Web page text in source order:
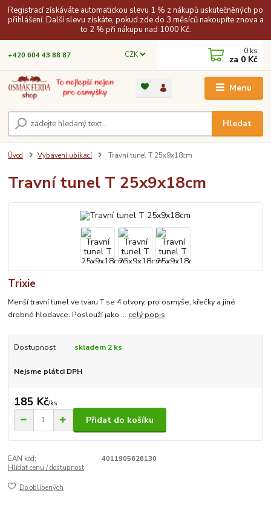
Registrací získáváte automatickou slevu 1 % z nákupů uskutečněných po
přihlášení. Další slevu získáte, pokud zde do 3 měsíců nakoupíte znova a
to 2 % při nákupu nad 1000 Kč.
Menu
CZK
Hledat
+420 604 43 88 87 0 ks
za 0 Kč
Úvod Vybavení ubikací Travní tunel T 25x9x18cm
Travní tunel T 25x9x18cm
Trixie
Menší travní tunel ve tvaru T se 4 otvory, pro osmyše, křečky a jiné
drobné hlodavce. Poslouží jako ... celý popis
Dostupnost skladem 2 ks
Nejsme plátci DPH
185 Kč/ks
Přidat do košíku
EAN kód:
4011905626130
Hlídat cenu / dostupnost
Do oblíbených